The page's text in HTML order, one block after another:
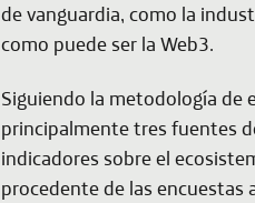
de vanguardia, como la
como puede ser la Web3.
Siguiendo la metodología de
principalmente tres fuentes
indicadores sobre el
procedente de las encuestas